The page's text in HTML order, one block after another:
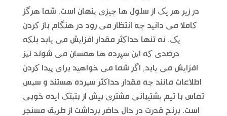
در زیر هر یک از سلول ها چیزی پنهان است, شما هرگز
کاملا می دانید چه انتظار می رود در هنگام باز کردن
یک. نه تنها حداکثر مقدار افزایش می یابد بلکه
درصدی که این سپرده ها همسان می شوند نیز
افزایش می یابد, اگر شما می خواهید برای پیدا کردن
اطلاعات مانند چه مقدار حداکثر سپرده هستند و سپس
تماس با تیم پشتیبانی مشتری بیش از بتپتک ایده خوبی
است. برنج قدرت در حال حاضر برداشت از طریق مسنجر